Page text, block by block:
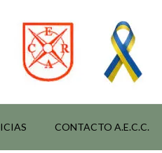
CONTACTO A.E.C.C.